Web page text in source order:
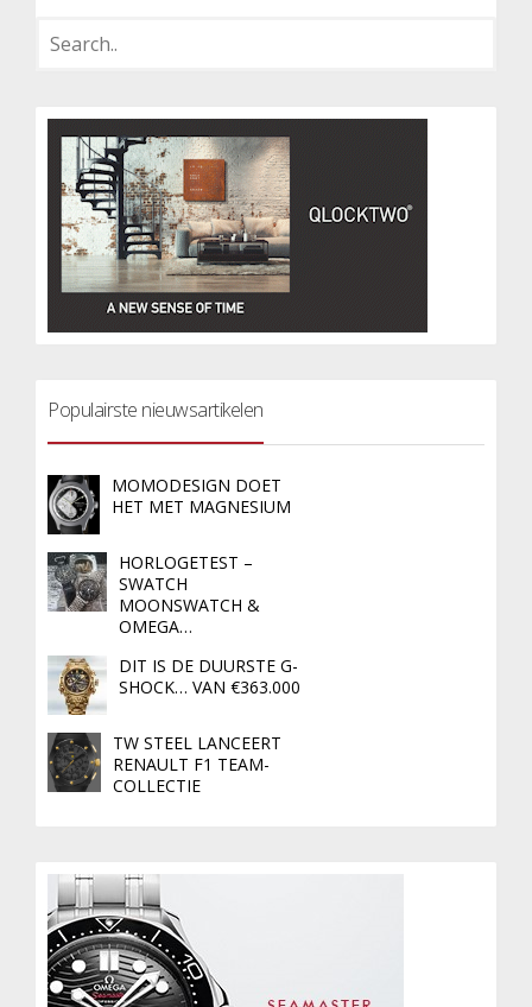
Populairste nieuwsartikelen
MOMODESIGN DOET
HET MET MAGNESIUM
HORLOGETEST –
SWATCH
MOONSWATCH &
OMEGA…
DIT IS DE DUURSTE G-
SHOCK… VAN €363.000
TW STEEL LANCEERT
RENAULT F1 TEAM-
COLLECTIE